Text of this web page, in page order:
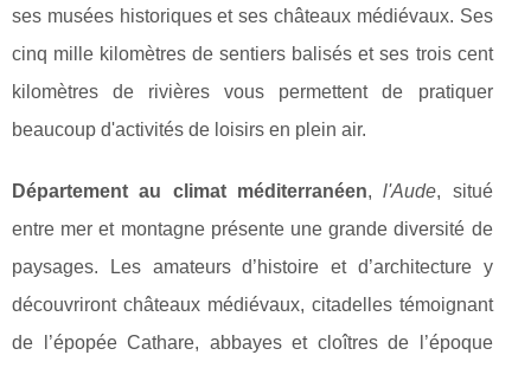
ses musées historiques et ses châteaux médiévaux. Ses
cinq mille kilomètres de sentiers balisés et ses trois cent
kilomètres de rivières vous permettent de pratiquer
beaucoup d'activités de loisirs en plein air.
Département au climat méditerranéen,l'Aude, situé
entre mer et montagne présente une grande diversité de
paysages. Les amateurs d’histoire et d’architecture y
découvriront châteaux médiévaux, citadelles témoignant
de l’épopée Cathare, abbayes et cloîtres de l’époque